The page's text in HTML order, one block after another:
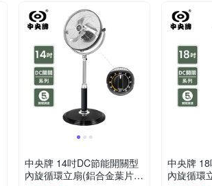
中央牌 14吋DC節能開關型
內旋循環立扇(鋁合金葉片）
中央牌
內旋循環